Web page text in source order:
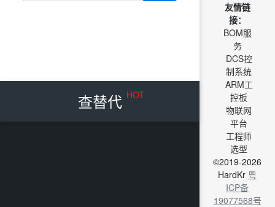
查替代 HOT
友情链
接：
BOM服
务
DCS控
制系统
ARM工
控板
物联网
平台
工程师
选型
©2019-2026
HardKr 粤
ICP备
19077568号